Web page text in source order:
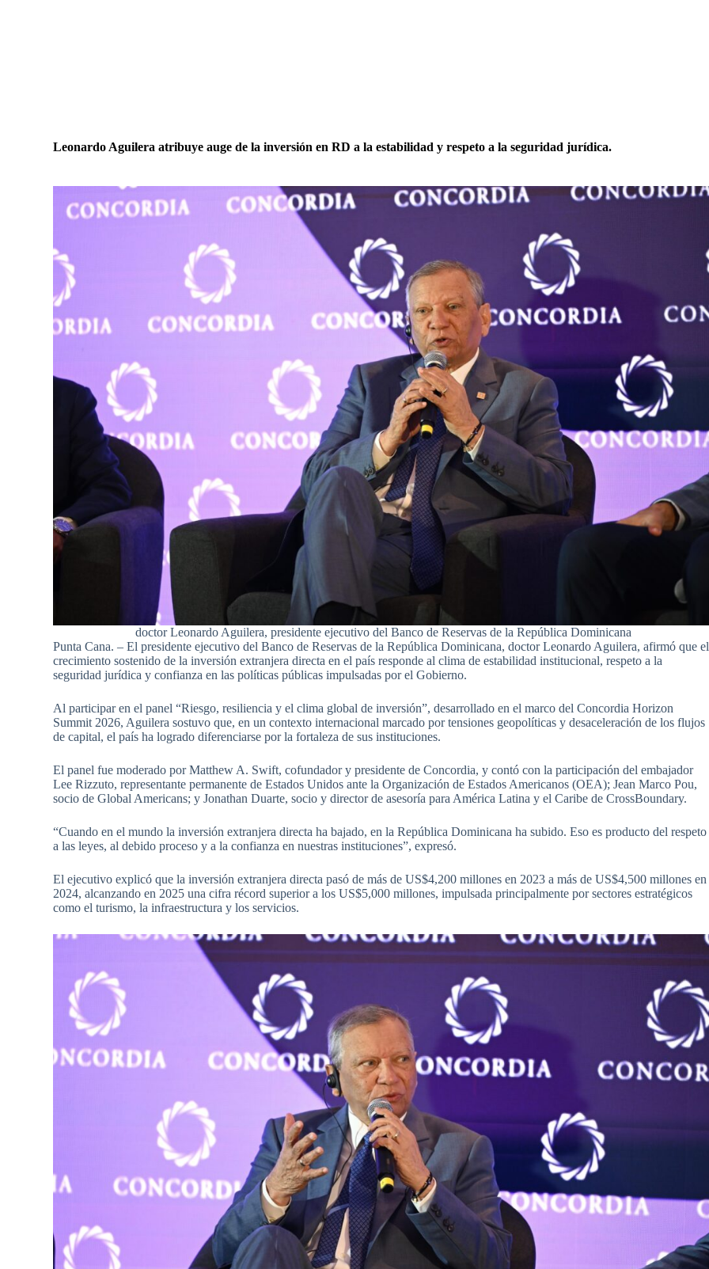
Leonardo Aguilera atribuye auge de la inversión en RD a la estabilidad y respeto a la seguridad jurídica.
doctor Leonardo Aguilera, presidente ejecutivo del Banco de Reservas de la República Dominicana
Punta Cana. – El presidente ejecutivo del Banco de Reservas de la República Dominicana, doctor Leonardo Aguilera, afirmó que el
crecimiento sostenido de la inversión extranjera directa en el país responde al clima de estabilidad institucional, respeto a la
seguridad jurídica y confianza en las políticas públicas impulsadas por el Gobierno.
Al participar en el panel “Riesgo, resiliencia y el clima global de inversión”, desarrollado en el marco del Concordia Horizon
Summit 2026, Aguilera sostuvo que, en un contexto internacional marcado por tensiones geopolíticas y desaceleración de los flujos
de capital, el país ha logrado diferenciarse por la fortaleza de sus instituciones.
El panel fue moderado por Matthew A. Swift, cofundador y presidente de Concordia, y contó con la participación del embajador
Lee Rizzuto, representante permanente de Estados Unidos ante la Organización de Estados Americanos (OEA); Jean Marco Pou,
socio de Global Americans; y Jonathan Duarte, socio y director de asesoría para América Latina y el Caribe de CrossBoundary.
“Cuando en el mundo la inversión extranjera directa ha bajado, en la República Dominicana ha subido. Eso es producto del respeto
a las leyes, al debido proceso y a la confianza en nuestras instituciones”, expresó.
El ejecutivo explicó que la inversión extranjera directa pasó de más de US$4,200 millones en 2023 a más de US$4,500 millones en
2024, alcanzando en 2025 una cifra récord superior a los US$5,000 millones, impulsada principalmente por sectores estratégicos
como el turismo, la infraestructura y los servicios.